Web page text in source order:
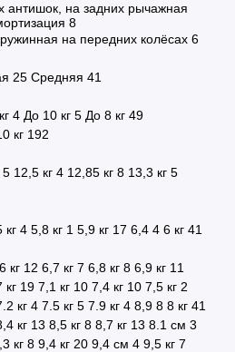
антишок, на задних рычажная
8
на передних колёсах 6
25 Средняя 41
4 До 10 кг 5 До 8 кг 49
кг 192
5 12,5 кг 4 12,85 кг 8 13,3 кг 5
кг 4 5,8 кг 1 5,9 кг 17 6,4 4 6 кг 41
кг 12 6,7 кг 7 6,8 кг 8 6,9 кг 11
кг 19 7,1 кг 10 7,4 кг 10 7,5 кг 2
кг 4 7.5 кг 5 7.9 кг 4 8,9 8 8 кг 41
кг 13 8,5 кг 8 8,7 кг 13 8.1 см 3
кг 8 9,4 кг 20 9,4 см 4 9,5 кг 7